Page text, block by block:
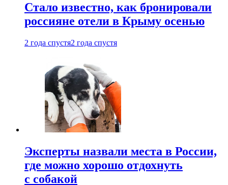
Стало известно, как бронировали
россияне отели в Крыму осенью
2 года спустя2 года спустя
Эксперты назвали места в России,
где можно хорошо отдохнуть
с собакой